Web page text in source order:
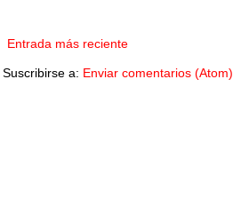
Entrada más reciente
Suscribirse a: Enviar comentarios (Atom)